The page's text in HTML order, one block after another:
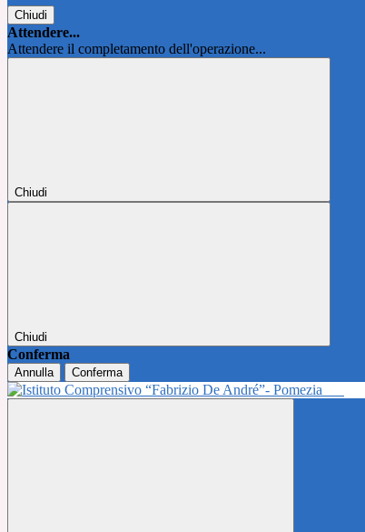
Chiudi
Attendere...
Attendere il completamento dell'operazione...
Chiudi
Chiudi
Conferma
Annulla Conferma